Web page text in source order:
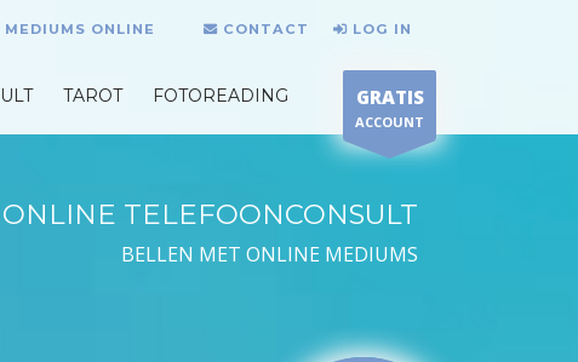
MEDIUMS ONLINE CONTACT LOG IN
TAROT FOTOREADING GRATIS
ACCOUNT
ONLINE TELEFOONCONSULT
BELLEN MET ONLINE MEDIUMS